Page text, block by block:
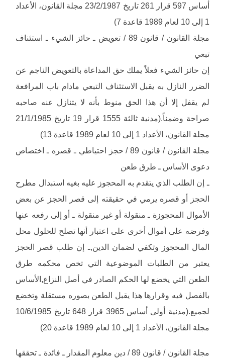
أساس 597 قرار 261 تاريخ 23/2/1987 مجلة القانون، الأعداد
1 إلى 10 لعام 1989 قاعدة 7)
مجلة القانون / قانون 89 / تعويض ـ حائز الشيء ـ استئناف
تبعي
إن حائز الشيء فعلاً يملك حق المداعاة بالتعويض الناجم عن
الضرر النازل به يقبل الاستئناف التبعي مادام باب المرافعة
لم يقفل إلا أن هذا الحق منوط بأنه لا يتنازل عنه صاحبه
صراحة وضمناً.(مدنية ثالثة 1555 قرار 19 تاريخ 21/1/1985
مجلة القانون، الأعداد 1 إلى 10 لعام 1989 قاعدة 13)
مجلة القانون / قانون 89 / حجز احتياطي ـ قصره ـ اختصاص
دعوى الأساس ـ طرق طعن
ـ إن الطلب الذي يتقدم به المحجوز عليه بغيه استبدال مطرح
الحجز أو قصره يرمي في حقيقته إلى قصر الحجز عن بعض
الأموال المحجوزة ـ منقولة أو غير منقولة ـ أو إلى رفعه عنها
وفرضه على أموال أخرى على اعتبار أنها تصلح للحلول محل
المال المحجوز وتكفي لضمان الدين,ـ إن طلب قصر الحجز
يعتبر من الطلبات الموضوعية التي تخص محكمه طرق
الطعن التي يخضع لها الحكم الصادر في أصل النزاع,الأساس
بالفصل فيه وقرارها هذا يقبل الطعن بصوره مستقلة وتخضع
لجميع.(مدنية أولى أساس 3965 قرار 648 تاريخ 10/6/1985
مجلة القانون، الأعداد 1 إلى 10 لعام 1989 قاعدة 20)
مجلة القانون / قانون 89 / دين معلوم المقدار ـ فائدة ـ تحققها